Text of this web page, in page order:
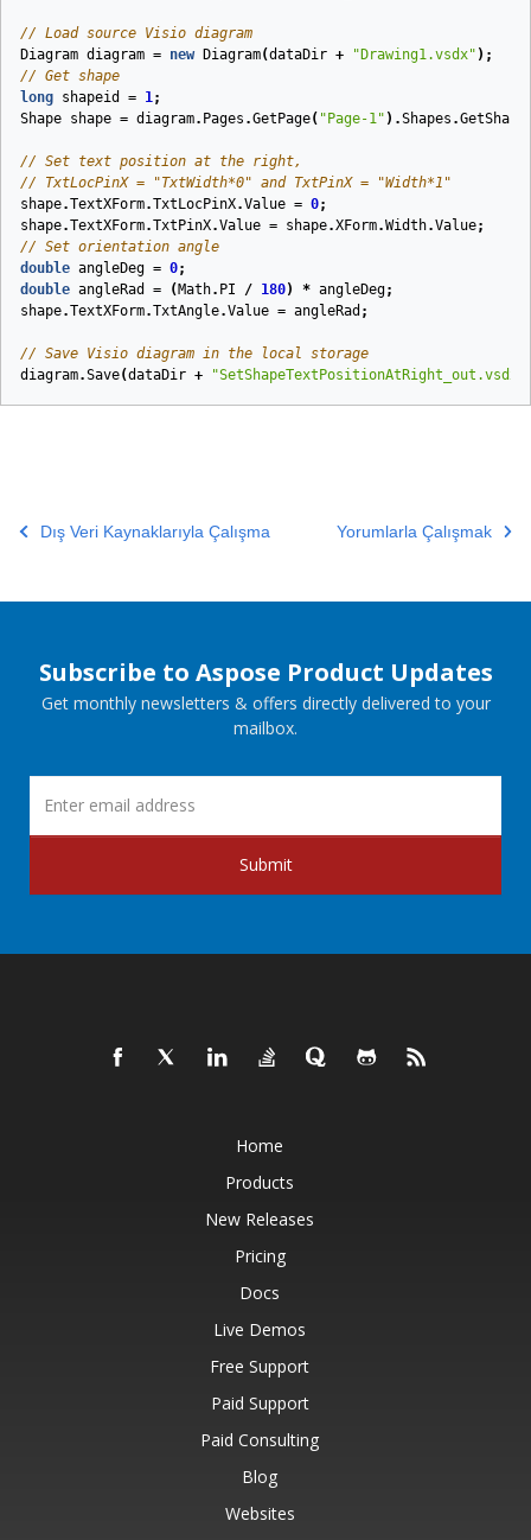
// Load source Visio diagram
Diagram diagram = new Diagram(dataDir + "Drawing1.vsdx" );
// Get shape
long shapeid = 1;
Shape shape = diagram. Pages .GetPage( "Page-1" ).Shapes .GetShape
// Set text position at the right,
// TxtLocPinX = "TxtWidth*0" and TxtPinX = "Width*1"
shape.TextXForm.TxtLocPinX.Value = 0;
shape.TextXForm.TxtPinX.Value = shape.XForm.Width.Value;
// Set orientation angle
double angleDeg = 0;
double angleRad = ( Math. PI / 180) * angleDeg;
shape.TextXForm.TxtAngle.Value = angleRad ;
// Save Visio diagram in the local storage
diagram.Save(dataDir + "SetShapeTextPositionAtRight_out.vsdx"
Dış Veri Kaynaklarıyla Çalışma Yorumlarla Çalışmak
Subscribe to Aspose Product Updates
Get monthly newsletters & offers directly delivered to your
mailbox.
Submit
Home
Products
New Releases
Pricing
Docs
Live Demos
Free Support
Paid Support
Paid Consulting
Blog
Websites